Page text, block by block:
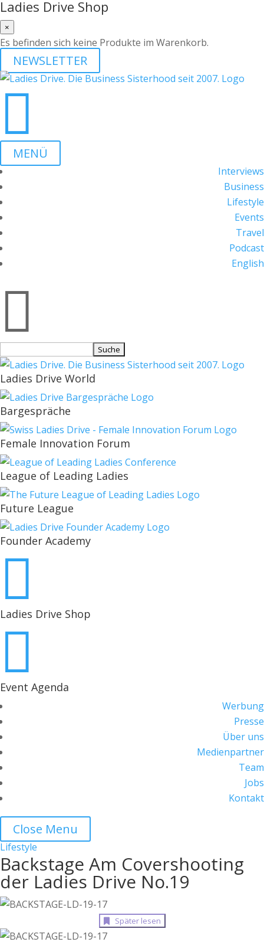
Ladies Drive Shop
×
Es befinden sich keine Produkte im Warenkorb.
NEWSLETTER

MENÜ
Interviews
Business
Lifestyle
Events
Travel
Podcast
English

nach:
Ladies Drive World
Bargespräche
Female Innovation Forum
League of Leading Ladies
Future League
Founder Academy

Ladies Drive Shop

Event Agenda
Werbung
Presse
Über uns
Medienpartner
Team
Jobs
Kontakt
Close Menu
Lifestyle
Backstage Am Covershooting
der Ladies Drive No.19
Später lesen